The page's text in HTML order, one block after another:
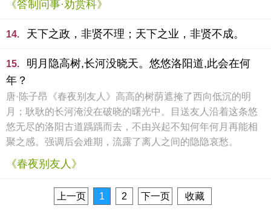
《答制问事·劝赏科》
14. 天下之政，非贤不理；天下之业，非贤不成。
15.
明月隐高树,长河没晓天。悠悠洛阳道,此会在何
年？
唐·陈子昂《春夜别友人》高高的树荫遮掩了西向低沉的明
月；耿耿的长河淹没在破晓的曙光中。目送友人沿着这条悠
悠无尽的洛阳古道踽踽而去，不由兴起不知何年何月再能相
聚之感。强调后会难期，流露了离人之间的隐隐哀愁。
《春夜别友人》
上一页 1 2 下一页 收藏